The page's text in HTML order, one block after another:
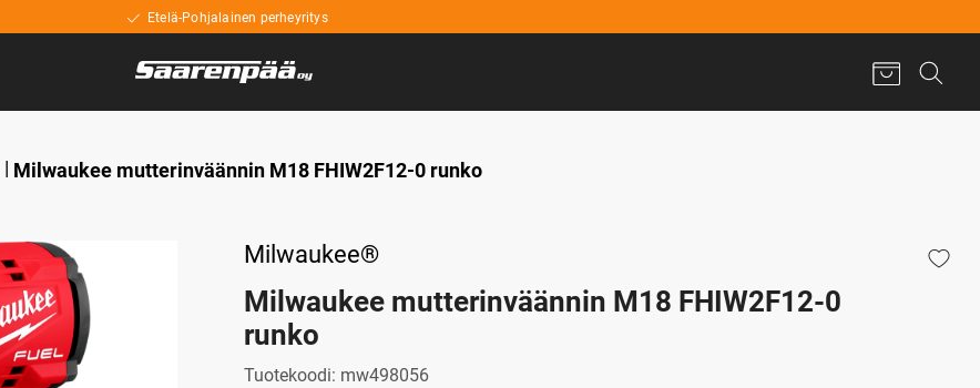
Etelä-Pohjalainen perheyritys
Milwaukee mutterinväännin M18 FHIW2F12-0 runko
Milwaukee®
Milwaukee mutterinväännin M18 FHIW2F12-0
runko
Tuotekoodi: mw498056